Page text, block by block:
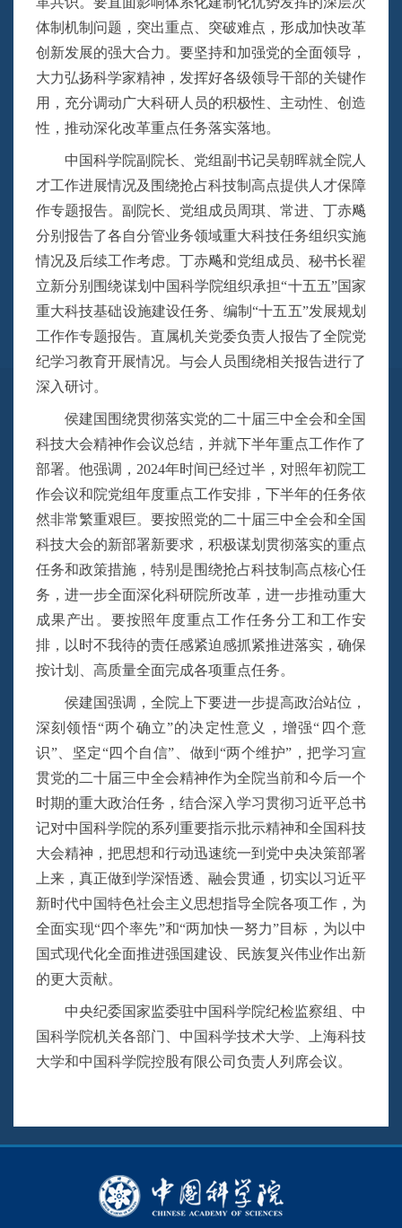
体制机制问题，突出重点、突破难点，形成加快改革
创新发展的强大合力。要坚持和加强党的全面领导，
大力弘扬科学家精神，发挥好各级领导干部的关键作
用，充分调动广大科研人员的积极性、主动性、创造
性，推动深化改革重点任务落实落地。
中国科学院副院长、党组副书记吴朝晖就全院人
才工作进展情况及围绕抢占科技制高点提供人才保障
作专题报告。副院长、党组成员周琪、常进、丁赤飚
分别报告了各自分管业务领域重大科技任务组织实施
情况及后续工作考虑。丁赤飚和党组成员、秘书长翟
立新分别围绕谋划中国科学院组织承担“十五五”国家
重大科技基础设施建设任务、编制“十五五”发展规划
工作作专题报告。直属机关党委负责人报告了全院党
纪学习教育开展情况。与会人员围绕相关报告进行了
深入研讨。
侯建国围绕贯彻落实党的二十届三中全会和全国
科技大会精神作会议总结，并就下半年重点工作作了
部署。他强调，2024年时间已经过半，对照年初院工
作会议和院党组年度重点工作安排，下半年的任务依
然非常繁重艰巨。要按照党的二十届三中全会和全国
科技大会的新部署新要求，积极谋划贯彻落实的重点
任务和政策措施，特别是围绕抢占科技制高点核心任
务，进一步全面深化科研院所改革，进一步推动重大
成果产出。要按照年度重点工作任务分工和工作安
排，以时不我待的责任感紧迫感抓紧推进落实，确保
按计划、高质量全面完成各项重点任务。
侯建国强调，全院上下要进一步提高政治站位，
深刻领悟“两个确立”的决定性意义，增强“四个意
识”、坚定“四个自信”、做到“两个维护”，把学习宣
贯党的二十届三中全会精神作为全院当前和今后一个
时期的重大政治任务，结合深入学习贯彻习近平总书
记对中国科学院的系列重要指示批示精神和全国科技
大会精神，把思想和行动迅速统一到党中央决策部署
上来，真正做到学深悟透、融会贯通，切实以习近平
新时代中国特色社会主义思想指导全院各项工作，为
全面实现“四个率先”和“两加快一努力”目标，为以中
国式现代化全面推进强国建设、民族复兴伟业作出新
的更大贡献。
中央纪委国家监委驻中国科学院纪检监察组、中
国科学院机关各部门、中国科学技术大学、上海科技
大学和中国科学院控股有限公司负责人列席会议。